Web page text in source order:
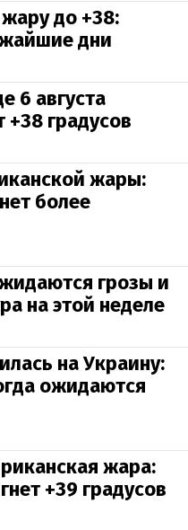
до +38:
дни
6 августа
+38 градусов
жары:
более
грозы и
на этой неделе
на Украину:
ожидаются
жара:
+39 градусов